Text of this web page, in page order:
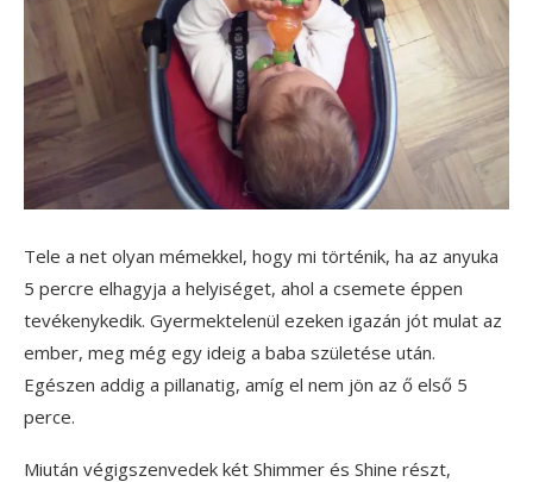
Tele a net olyan mémekkel, hogy mi történik, ha az anyuka
5 percre elhagyja a helyiséget, ahol a csemete éppen
tevékenykedik. Gyermektelenül ezeken igazán jót mulat az
ember, meg még egy ideig a baba születése után.
Egészen addig a pillanatig, amíg el nem jön az ő első 5
perce.
Miután végigszenvedek két Shimmer és Shine részt,